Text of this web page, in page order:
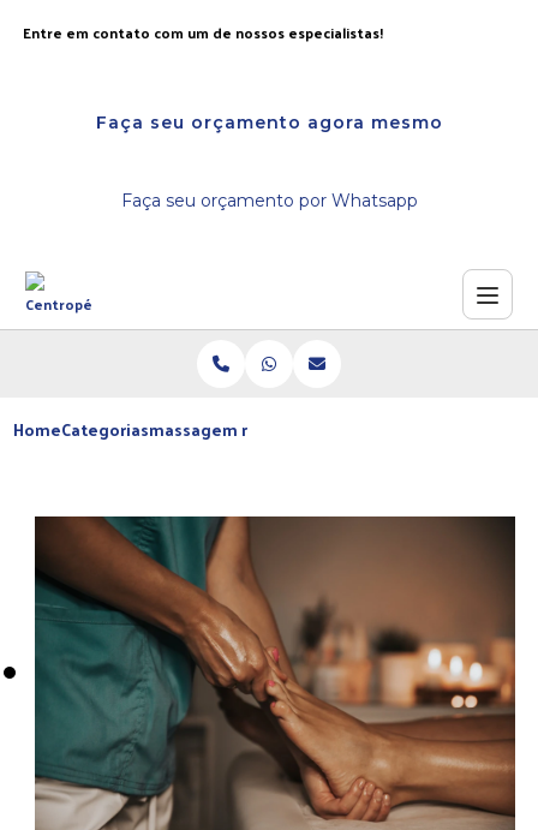
Entre em contato com um de nossos especialistas!
Faça seu orçamento agora mesmo
Faça seu orçamento por Whatsapp
HomeCategoriasmassagem nos pes relaxante